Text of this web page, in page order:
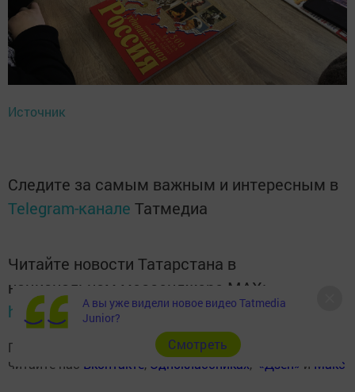
Источник
Следите за самым важным и интересным в
Telegram-канале Татмедиа
Читайте новости Татарстана в
национальном мессенджере MАХ:
https://max.ru/tatmedia
Подписывайтесь на наш Telegram-канал
читайте нас Вконтакте, Одноклассниках, «Дзен» и Макс
А вы уже видели новое видео Tatmedia
Junior?
Cмотреть